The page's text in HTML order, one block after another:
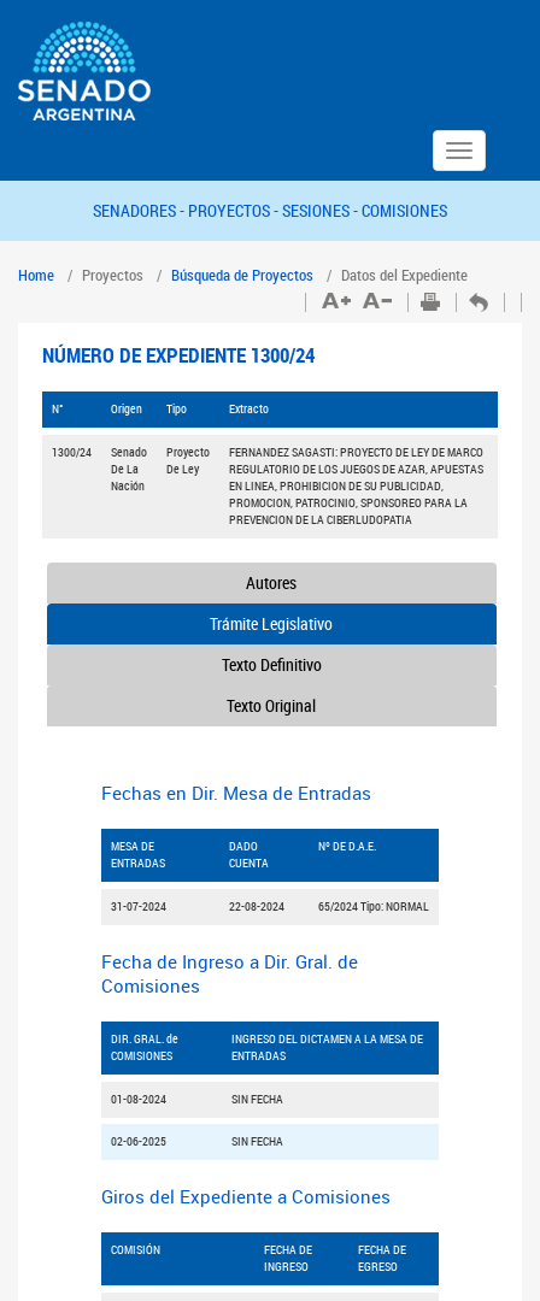
Toggle
navigation
SENADORES - PROYECTOS -SESIONES -COMISIONES
Home Proyectos Búsqueda de Proyectos Datos del Expediente
NÚMERO DE EXPEDIENTE 1300/24
N° Origen Tipo Extracto
1300/24
Senado
De La
Nación
Proyecto
De Ley
FERNANDEZ SAGASTI: PROYECTO DE LEY DE MARCO
REGULATORIO DE LOS JUEGOS DE AZAR, APUESTAS
EN LINEA, PROHIBICION DE SU PUBLICIDAD,
PROMOCION, PATROCINIO, SPONSOREO PARA LA
PREVENCION DE LA CIBERLUDOPATIA
Autores
Trámite Legislativo
Texto Definitivo
Texto Original
Fechas en Dir. Mesa de Entradas
MESA DE
ENTRADAS
DADO
CUENTA
Nº DE D.A.E.
31-07-2024 22-08-2024 65/2024 Tipo: NORMAL
Fecha de Ingreso a Dir. Gral. de
Comisiones
DIR. GRAL. de
COMISIONES
INGRESO DEL DICTAMEN A LA MESA DE
ENTRADAS
01-08-2024 SIN FECHA
02-06-2025 SIN FECHA
Giros del Expediente a Comisiones
COMISIÓN
FECHA DE
INGRESO
FECHA DE
EGRESO